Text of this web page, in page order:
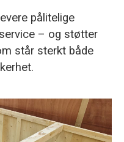
pålitelige
– og støtter
står sterkt både